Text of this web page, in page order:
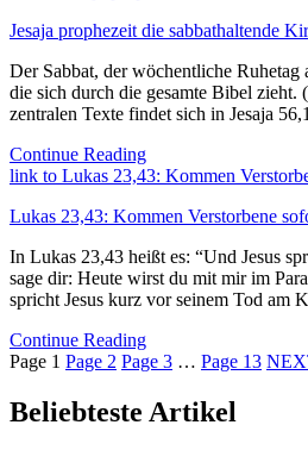
Jesaja prophezeit die sabbathaltende
Der Sabbat, der wöchentliche Ruhetag
die sich durch die gesamte Bibel zieht.
zentralen Texte findet sich in Jesaja
Continue Reading
link to Lukas 23,43: Kommen
Lukas 23,43: Kommen Verstorbene
In Lukas 23,43 heißt es: “Und Jesus
sage dir: Heute wirst du mit mir im
spricht Jesus kurz vor seinem Tod am
Continue Reading
Page 1 Page 2 Page 3 … Page 13
Beliebteste Artikel